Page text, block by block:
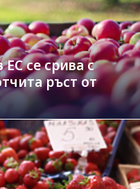
се срива с
ръст от